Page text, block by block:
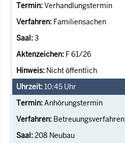
Verhandlungstermin
Familiensachen
3
F 61/26
Nicht öffentlich
10:45 Uhr
Anhörungstermin
Betreuungsverfahren
208 Neubau